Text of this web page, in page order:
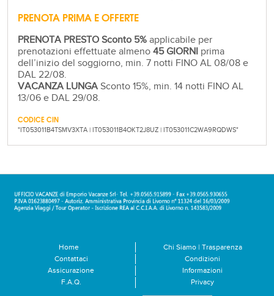
PRENOTA PRIMA E OFFERTE
PRENOTA PRESTO Sconto 5% applicabile per
prenotazioni effettuate almeno45 GIORNI prima
dell’inizio del soggiorno, min. 7 notti FINO AL 08/08 e
DAL 22/08.
VACANZA LUNGA Sconto 15%, min. 14 notti FINO AL
13/06 e DAL 29/08.
CODICE CIN
"IT053011B4TSMV3XTA | IT053011B4OKT2J8UZ | IT053011C2WA9RQDWS"
Home
Chi Siamo | Trasparenza
Contattaci
Condizioni
Assicurazione
Informazioni
F.A.Q.
Privacy